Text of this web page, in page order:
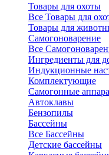
Товары для охоты
Все Товары для
Товары для
Самогоноварение
Все
Ингредиенты для
Индукционные
Комплектующие
Самогонные
Автоклавы
Бензопилы
Бассейны
Все Бассейны
Детские бассейны